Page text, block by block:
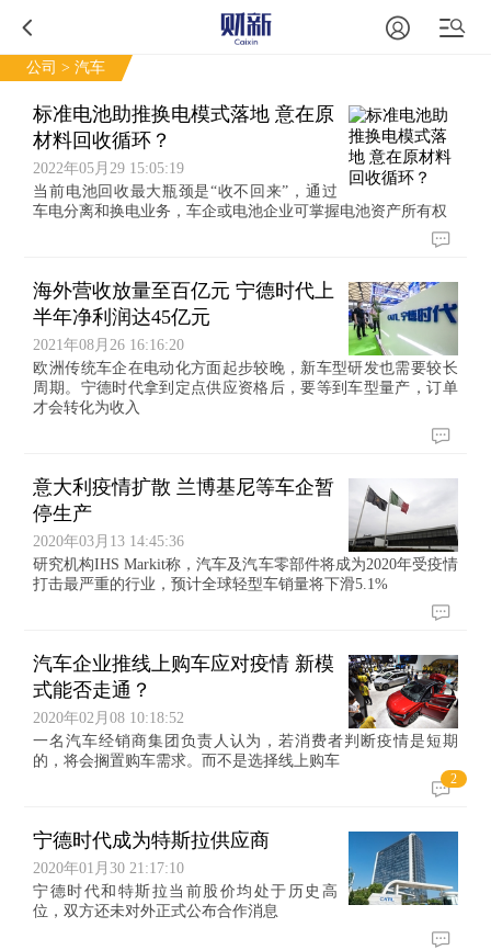
公司 > 汽车
标准电池助推换电模式落地 意在原
材料回收循环？
2022年05月29 15:05:19
当前电池回收最大瓶颈是“收不回来”，通过
车电分离和换电业务，车企或电池企业可掌握电池资产所有权
海外营收放量至百亿元 宁德时代上
半年净利润达45亿元
2021年08月26 16:16:20
欧洲传统车企在电动化方面起步较晚，新车型研发也需要较长
周期。宁德时代拿到定点供应资格后，要等到车型量产，订单
才会转化为收入
意大利疫情扩散 兰博基尼等车企暂
停生产
2020年03月13 14:45:36
研究机构IHS Markit称，汽车及汽车零部件将成为2020年受疫情
打击最严重的行业，预计全球轻型车销量将下滑5.1%
汽车企业推线上购车应对疫情 新模
式能否走通？
2020年02月08 10:18:52
一名汽车经销商集团负责人认为，若消费者判断疫情是短期
的，将会搁置购车需求。而不是选择线上购车
2
宁德时代成为特斯拉供应商
2020年01月30 21:17:10
宁德时代和特斯拉当前股价均处于历史高
位，双方还未对外正式公布合作消息